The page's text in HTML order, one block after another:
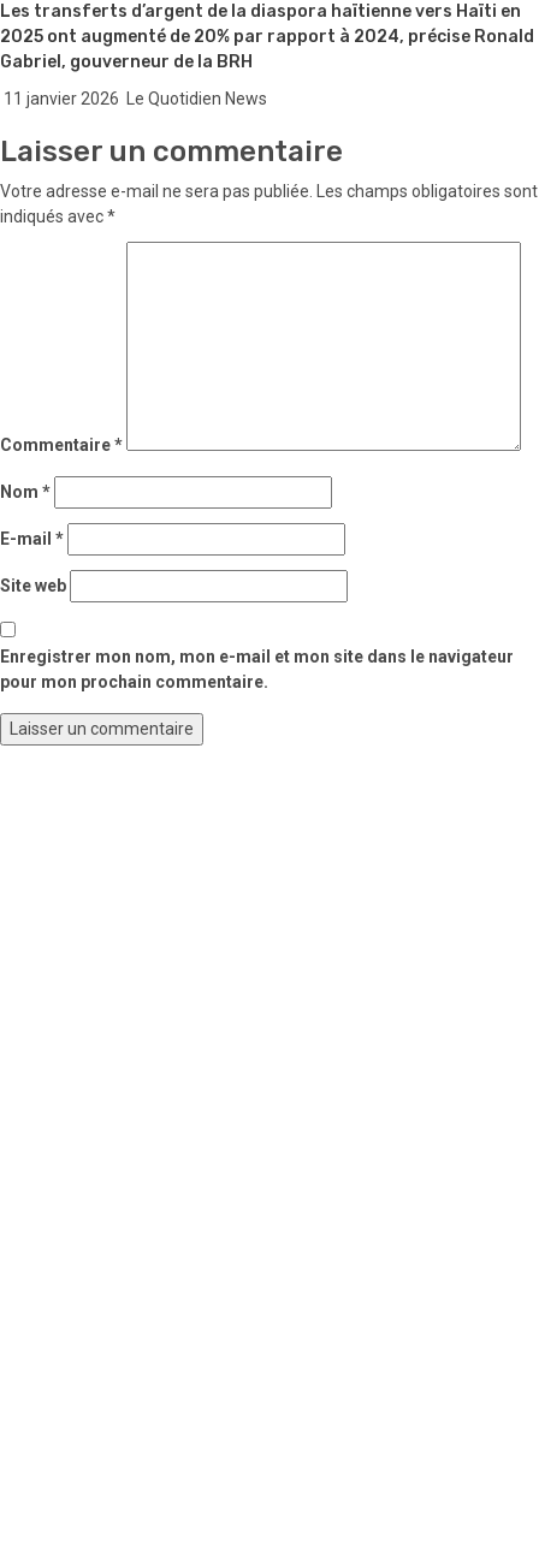
Les transferts d’argent de la diaspora haïtienne vers Haïti en
2025 ont augmenté de 20% par rapport à 2024, précise Ronald
Gabriel, gouverneur de la BRH
11 janvier 2026 Le Quotidien News
Laisser un commentaire
Votre adresse e-mail ne sera pas publiée.
Les champs obligatoires sont
indiqués avec*
Commentaire*
Nom *
E-mail *
Site web
Enregistrer mon nom, mon e-mail et mon site dans le navigateur
pour mon prochain commentaire.